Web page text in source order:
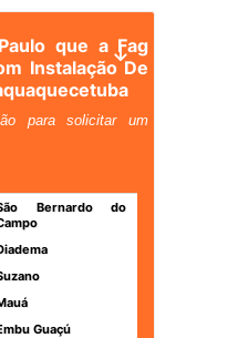
que a Fag
Instalação De
para solicitar um
Bernardo do
Guaçú